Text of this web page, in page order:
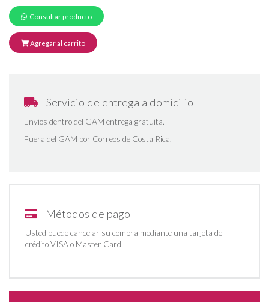
Consultar producto
Agregar al carrito
Servicio de entrega a domicilio
Envios dentro del GAM entrega gratuita.
Fuera del GAM por Correos de Costa Rica.
Métodos de pago
Usted puede cancelar su compra mediante una tarjeta de
crédito VISA o Master Card